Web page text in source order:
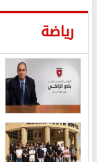
رياضة